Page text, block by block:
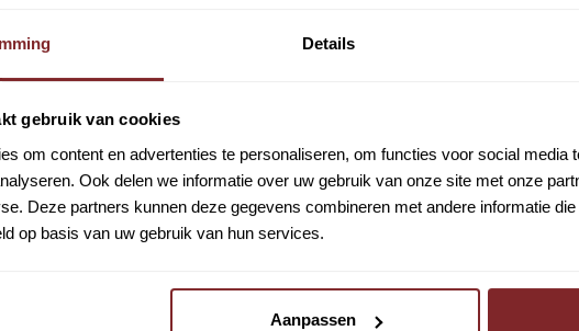
Details
gebruik van cookies
om content en advertenties te personaliseren, om functies voor social media
Ook delen we informatie over uw gebruik van onze site met onze
Deze partners kunnen deze gegevens combineren met andere informatie
op basis van uw gebruik van hun services.
Aanpassen
chauffeurs bij hun
controleert of alle
Gedurende de dienst
Heb je ervaring in
Nee, ervaring is niet
en goede
uitgebreid ingewerkt